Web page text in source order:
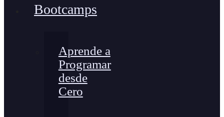
Bootcamps
Aprende a
Programar
desde
Cero